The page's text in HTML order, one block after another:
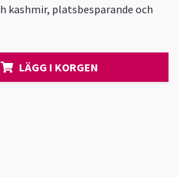
kashmir, platsbesparande och
LÄGG I KORGEN